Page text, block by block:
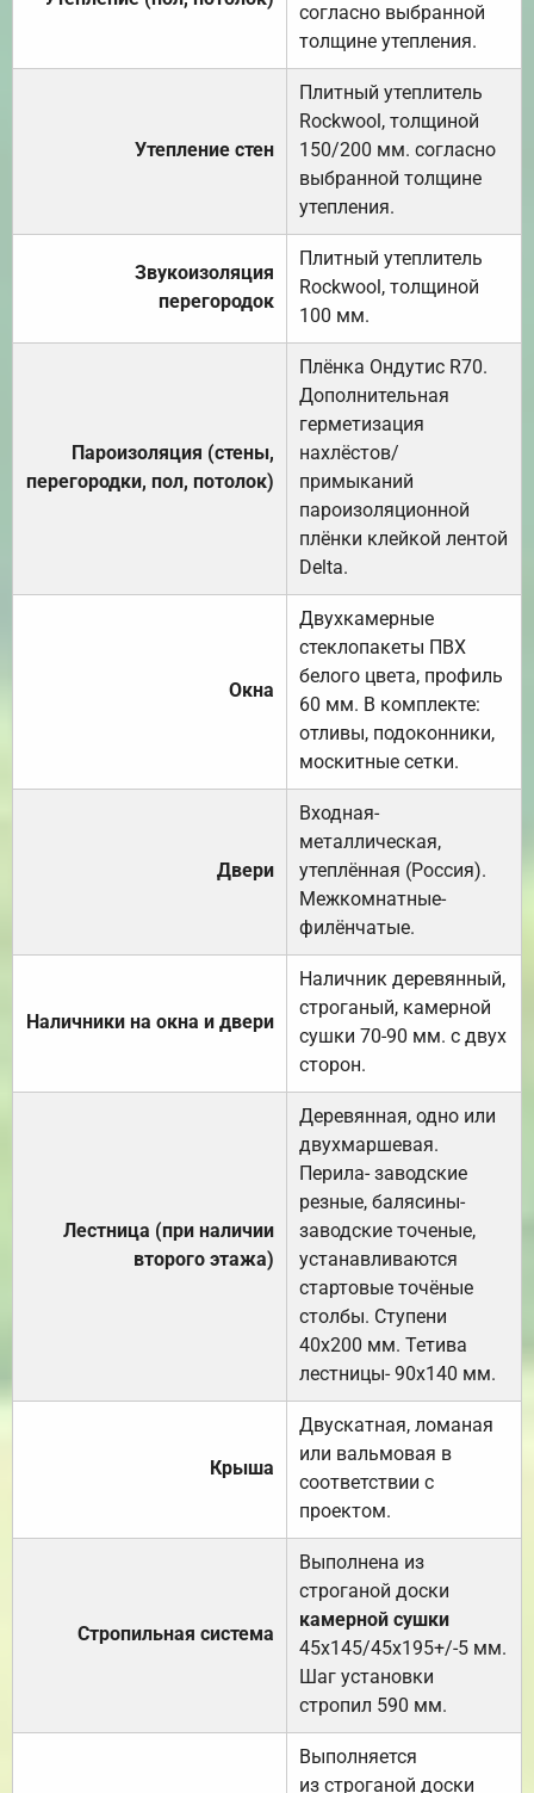
согласно выбранной
толщине утепления.
Утепление стен
Плитный утеплитель
Rockwool, толщиной
150/200 мм. согласно
выбранной толщине
утепления.
Звукоизоляция
перегородок
Плитный утеплитель
Rockwool, толщиной
100 мм.
Пароизоляция (стены,
перегородки, пол, потолок)
Плёнка Ондутис R70.
Дополнительная
герметизация
нахлёстов/
примыканий
пароизоляционной
плёнки клейкой лентой
Delta.
Окна
Двухкамерные
стеклопакеты ПВХ
белого цвета, профиль
60 мм. В комплекте:
отливы, подоконники,
москитные сетки.
Двери
Входная-
металлическая,
утеплённая (Россия).
Межкомнатные-
филёнчатые.
Наличники на окна и двери
Наличник деревянный,
строганый, камерной
сушки 70-90 мм. с двух
сторон.
Лестница (при наличии
второго этажа)
Деревянная, одно или
двухмаршевая.
Перила- заводские
резные, балясины-
заводские точеные,
устанавливаются
стартовые точёные
столбы. Ступени
40х200 мм. Тетива
лестницы- 90х140 мм.
Крыша
Двускатная, ломаная
или вальмовая в
соответствии с
проектом.
Стропильная система
Выполнена из
строганой доски
камерной сушки
45х145/45х195+/-5 мм.
Шаг установки
стропил 590 мм.
Выполняется
из строганой доски